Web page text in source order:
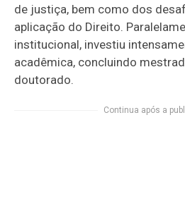
de justiça, bem como dos
aplicação do Direito.
institucional, investiu
acadêmica, concluindo
doutorado.
Continua após a